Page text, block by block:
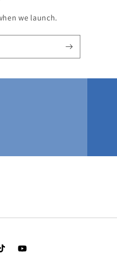
we launch.
YouTube